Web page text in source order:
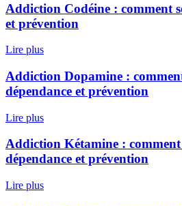
Addiction Codéine : comment
et prévention
Lire plus
Addiction Dopamine :
dépendance et prévention
Lire plus
Addiction Kétamine : comment
dépendance et prévention
Lire plus